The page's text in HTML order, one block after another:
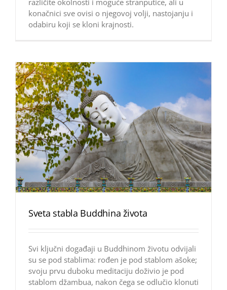
različite okolnosti i moguće stranputice, ali u
konačnici sve ovisi o njegovoj volji, nastojanju i
odabiru koji se kloni krajnosti.
Sveta stabla Buddhina života
Svi ključni događaji u Buddhinom životu odvijali
su se pod stablima: rođen je pod stablom ašoke;
svoju prvu duboku meditaciju doživio je pod
stablom džambua, nakon čega se odlučio klonuti